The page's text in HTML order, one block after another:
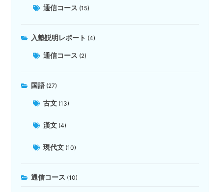
通信コース (15)
入塾説明レポート (4)
通信コース (2)
国語 (27)
古文 (13)
漢文 (4)
現代文 (10)
通信コース (10)